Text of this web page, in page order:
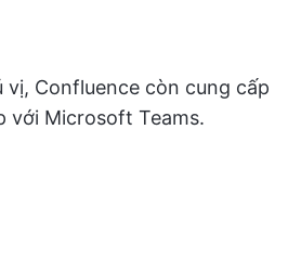
Confluence còn cung cấp
với Microsoft Teams.